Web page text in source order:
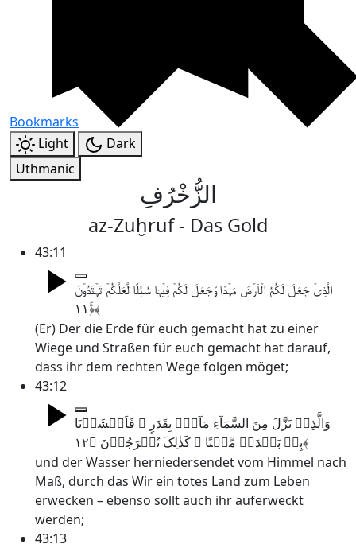
Bookmarks
Light
Dark
Uthmanic
الزُّخْرُفِ
az-Zuḫruf - Das Gold
43:11
الَّذِیۡ جَعَلَ لَکُمُ الۡاَرۡضَ مَہۡدًا وَّجَعَلَ لَکُمۡ فِیۡہَا سُبُلًا لَّعَلَّکُمۡ تَہۡتَدُوۡنَ
﴿ۚ۱۱﴾
(Er) Der die Erde für euch gemacht hat zu einer
Wiege und Straßen für euch gemacht hat darauf,
dass ihr dem rechten Wege folgen möget;
43:12
وَالَّذِیۡ نَزَّلَ مِنَ السَّمَآءِ مَآءًۢ بِقَدَرٍ ۚ فَاَنۡشَرۡنَا
بِہٖ بَلۡدَۃً مَّیۡتًا ۚ کَذٰلِکَ تُخۡرَجُوۡنَ ﴿۱۲﴾
und der Wasser herniedersendet vom Himmel nach
Maß, durch das Wir ein totes Land zum Leben
erwecken – ebenso sollt auch ihr auferweckt
werden;
43:13